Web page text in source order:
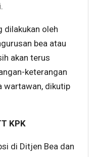
dilakukan oleh
bea atau
akan terus
keterangan
wartawan, dikutip
KPK
di Ditjen Bea dan